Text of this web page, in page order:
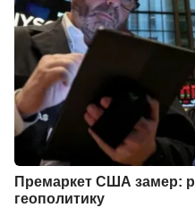
Премаркет США замер:
геополитику